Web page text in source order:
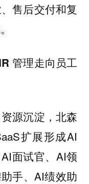
售后交付和复
管理走向员工
源沉淀，北森
扩展形成AI
面试官、AI领
手、AI绩效助